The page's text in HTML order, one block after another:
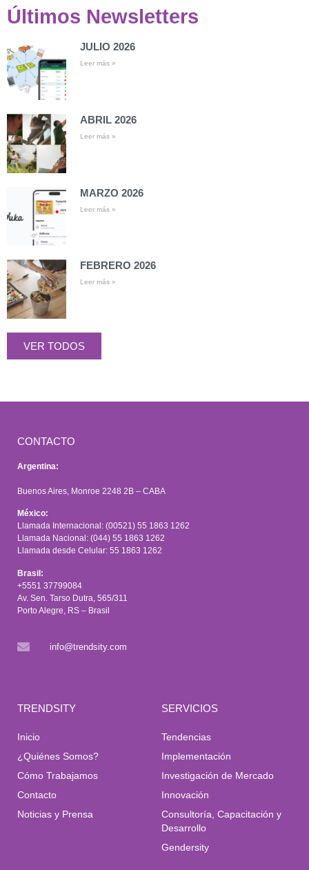
Últimos Newsletters
JULIO 2026
Leer más »
ABRIL 2026
Leer más »
MARZO 2026
Leer más »
FEBRERO 2026
Leer más »
VER TODOS
CONTACTO
Argentina:
Buenos Aires, Monroe 2248 2B – CABA
México:
Llamada Internacional: (00521) 55 1863 1262
Llamada Nacional: (044) 55 1863 1262
Llamada desde Celular: 55 1863 1262
Brasil:
+5551 37799084
Av. Sen. Tarso Dutra, 565/311
Porto Alegre, RS – Brasil
info@trendsity.com
TRENDSITY
Inicio
¿Quiénes Somos?
Cómo Trabajamos
Contacto
Noticias y Prensa
SERVICIOS
Tendencias
Implementación
Investigación de Mercado
Innovación
Consultoría, Capacitación y
Desarrollo
Gendersity